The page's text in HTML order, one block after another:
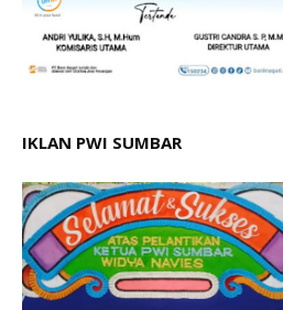
IKLAN PWI SUMBAR